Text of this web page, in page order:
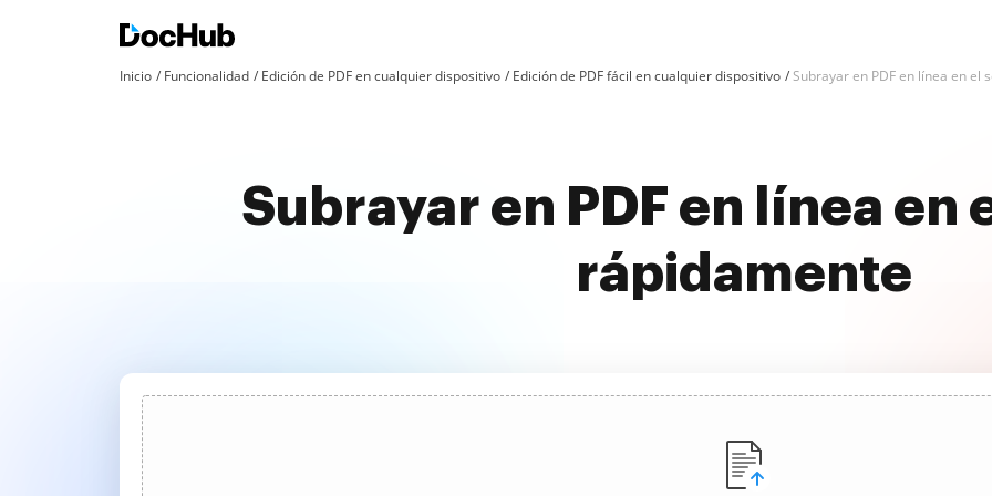
Inicio Funcionalidad Edición de PDF en cualquier dispositivo Edición de PDF fácil en cualquier dispositivo Subrayar en PDF en línea en el
Subrayar en PDF en línea en
rápidamente